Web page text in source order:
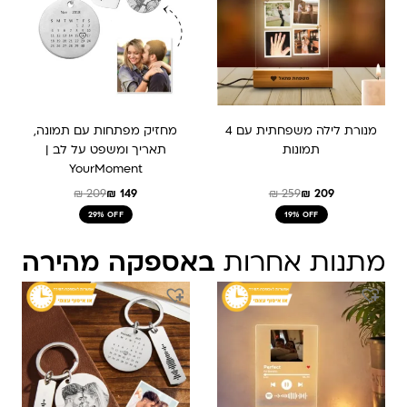
מנורת לילה משפחתית עם 4
תמונות
₪259₪ 209
19% OFF
מחזיק מפתחות עם תמונה,
תאריך ומשפט על לב |
YourMoment
₪209₪ 149
29% OFF
מתנות אחרות באספקה מהירה
המחיר
המקורי
היה:
₪ 209.
המחיר
הנוכחי
הוא:
₪ 149.90.